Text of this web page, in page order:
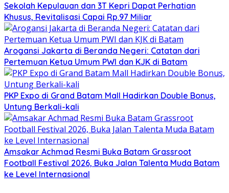
Sekolah Kepulauan dan 3T Kepri Dapat Perhatian
Khusus, Revitalisasi Capai Rp.97 Miliar
Arogansi Jakarta di Beranda Negeri: Catatan dari
Pertemuan Ketua Umum PWI dan KJK di Batam
PKP Expo di Grand Batam Mall Hadirkan Double Bonus,
Untung Berkali-kali
Amsakar Achmad Resmi Buka Batam Grassroot
Football Festival 2026, Buka Jalan Talenta Muda Batam
ke Level Internasional